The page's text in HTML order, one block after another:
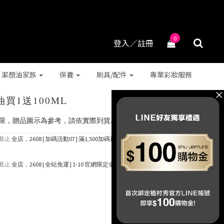
登入／註冊 0
潔顏油家族 保養 刷具/配件
專業彩妝服務
買1送100ML
，贈品圖示為參考，請依實際到貨為主，感謝
止 全店，2608 | 加碼活動07 | 滿1,500加碼送 抹茶潔顏油15ml (*
止 全店，2608 | 全站免運 | 1-10 官網限定全站免運